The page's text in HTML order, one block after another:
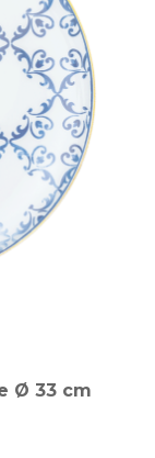
Ø 33 cm